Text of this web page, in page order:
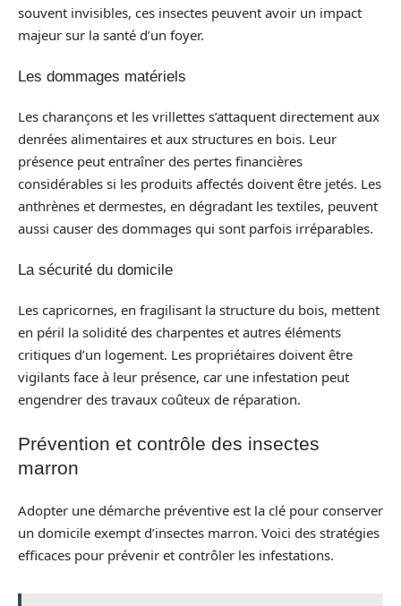
souvent invisibles, ces insectes peuvent avoir un impact
majeur sur la santé d’un foyer.
Les dommages matériels
Les charançons et les vrillettes s’attaquent directement aux
denrées alimentaires et aux structures en bois. Leur
présence peut entraîner des pertes financières
considérables si les produits affectés doivent être jetés. Les
anthrènes et dermestes, en dégradant les textiles, peuvent
aussi causer des dommages qui sont parfois irréparables.
La sécurité du domicile
Les capricornes, en fragilisant la structure du bois, mettent
en péril la solidité des charpentes et autres éléments
critiques d’un logement. Les propriétaires doivent être
vigilants face à leur présence, car une infestation peut
engendrer des travaux coûteux de réparation.
Prévention et contrôle des insectes
marron
Adopter une démarche préventive est la clé pour conserver
un domicile exempt d’insectes marron. Voici des stratégies
efficaces pour prévenir et contrôler les infestations.